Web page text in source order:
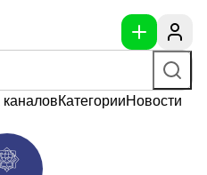
каналовКатегорииНовости